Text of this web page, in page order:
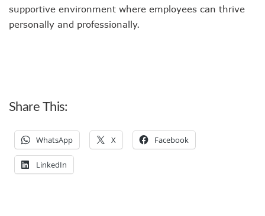
supportive environment where employees can thrive
personally and professionally.
Share This:
WhatsApp X Facebook
LinkedIn